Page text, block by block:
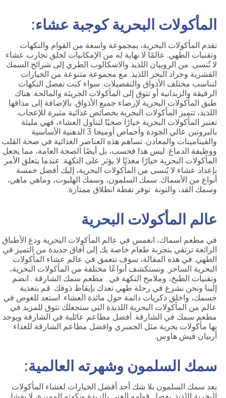
المأكولات البحرية كوجبة عشاء:
تقدم المأكولات البحرية، بمجموعة واسعة من القوام والنكهات
وتقنيات الطهي. عالمًا لا نهاية له من الإمكانيات لخلق تجارب عشاء
لا تُنسى. من الروبيان اللذيذ والاسكالوب الطري إلى شرائح السمك
القشرية وجراد البحر اللذيذ. مع مجموعة متنوعة من الخيارات
لتناسب مختلف الأذواق والتفضيلات. سواء كنت تفضل النكهات
الرقيقة والزبدانية أو تتوق إلى المأكولات الجريئة والمالحة. هناك
طبق المأكولات البحرية لإرضاء جميع الأذواق. بالإضافة إلى مذاقها
اللذيذ، تتميز المأكولات البحرية بخصائص غذائية مثيرة للإعجاب.
تعتبر المأكولات البحرية خيارًا صحيًا لتناول العشاء، فهي مليئة
بالبروتين عالي الجودة وأحماض أوميجا 3 الدهنية الأساسية
والفيتامينات والمعادن. تساهم هذه العناصر الغذائية في صحة القلب
ووظيفة الدماغ. ليس هذا فحسب، بل أيضًا الصحة العامة، مما يجعل
المأكولات البحرية خيارًا مغذيًا لا يؤثر على النكهة. عندما يتعلق الأمر
بإعداد عشاء لا يُنسى من المأكولات البحرية، إليك أفضل خمسة
أنواع من الأسماك. سمك السلمون، وسمك الهلبوت، وماهي ماهي،
وسمك القد، والتونة توفر نقطة انطلاق ممتازة.
عالم المأكولات البحرية
في مطعم اسماك، انغمس في عالم المأكولات البحرية ودع الأطباق
الرائعة ترتقي بتجربة طعام خاصة بك إلى آفاق جديدة من التميز في
الطهي. في هذه المقالة، سوف نتعمق في عالم عشاء المأكولات
البحرية الساحر. ونستكشف أنواعًا مختلفة من المأكولات البحرية،
وتقنيات الطبخ، وملامح النكهة في . مطعم سمك الشارقة . انضم
إلينا ونحن نشرع في رحلة طهي تعدك بإيقاظ ذوقك. قم بتغذية
جسمك، واخلق ذكريات دائمة حول مائدة العشاء. استعد للغوص في
عالم من المأكولات البحرية اللذيذة التي ستجعلك تتوق للمزيد في
مطعم سمك في الشارقة. أفضل مطاعم عائلية في الشارقة ويوجد
بها مأكولات بحرية مثل الجمبري وافضل مطاعم الشارقة للغداء
أربيان فيش هاوس.
سمك السلمون وشهرته العالمية:
يعد سمك السلمون بلا شك أحد أفضل الخيارات لعشاء المأكولات